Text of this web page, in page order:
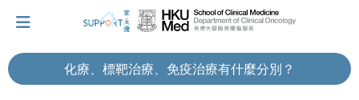
化療、標靶治療、免疫治療有什麼分別？